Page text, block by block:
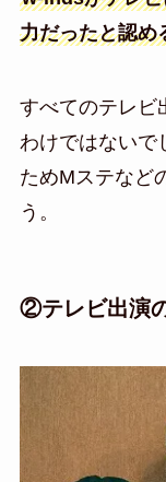
力だったと認め
すべてのテレビ
わけではないで
ためMステなど
う。
②テレビ出演